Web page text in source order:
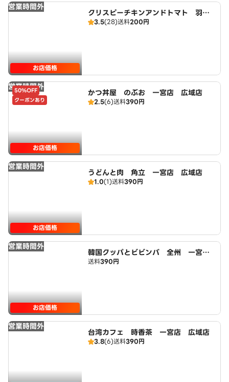
営業時間外
お店価格
クリスピーチキンアンドトマト 羽島
店 CRISPY CHICKEN n' TOMAT
3.5(28)送料200円
営業時間外
50%OFF
クーポンあり
お店価格
かつ丼屋 のぶお 一宮店 広域店
2.5(6)送料390円
営業時間外
お店価格
うどんと肉 角立 一宮店 広域店
1.0(1)送料390円
営業時間外
お店価格
韓国クッパとビビンバ 全州 一宮
店 広域店
送料390円
営業時間外
台湾カフェ 時香茶 一宮店 広域店
3.8(6)送料390円